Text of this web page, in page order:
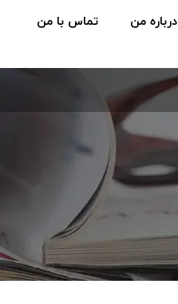
درباره من تماس با من